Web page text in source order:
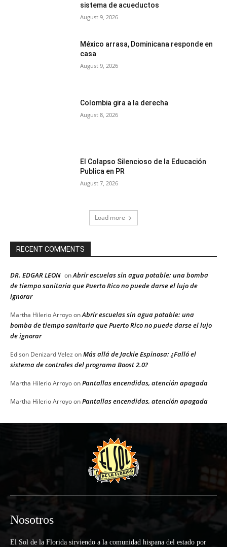
sistema de acueductos
August 9, 2026
México arrasa, Dominicana responde en
casa
August 9, 2026
Colombia gira a la derecha
August 8, 2026
El Colapso Silencioso de la Educación
Publica en PR
August 7, 2026
Load more
RECENT COMMENTS
DR. EDGAR LEON onAbrir escuelas sin agua potable: una bomba
de tiempo sanitaria que Puerto Rico no puede darse el lujo de
ignorar
Martha Hilerio ArroyoonAbrir escuelas sin agua potable: una
bomba de tiempo sanitaria que Puerto Rico no puede darse el lujo
de ignorar
Edison Denizard Velez onMás allá de Jackie Espinosa: ¿Falló el
sistema de controles del programa Boost 2.0?
Martha Hilerio ArroyoonPantallas encendidas, atención apagada
Martha Hilerio ArroyoonPantallas encendidas, atención apagada
Nosotros
El Sol de la Florida sirviendo a la comunidad hispana del estado por